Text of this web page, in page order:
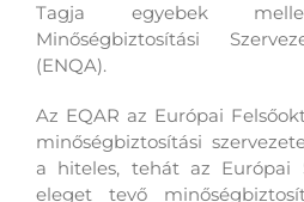
Tagja egyebek
Minőségbiztosítási
(ENQA).
Az EQAR az Európai
minőségbiztosítási
a hiteles, tehát az Európai
eleget tevő